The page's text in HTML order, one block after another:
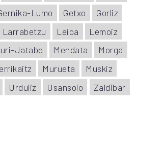
Lumo Getxo
Gorliz
Larrabetzu Leioa
Lemoiz
Jatabe Mendata
Morga
Murueta
Muskiz
Urduliz Usansolo
Zaldibar